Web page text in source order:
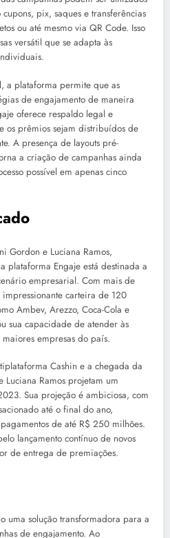
pix, saques e transferências
ou até mesmo via QR Code. Isso
versátil que se adapta às
a plataforma permite que as
de engajamento de maneira
oferece respaldo legal e
os prêmios sejam distribuídos de
A presença de layouts pré-
a criação de campanhas ainda
possível em apenas cinco
Gordon e Luciana Ramos,
plataforma Engaje está destinada a
empresarial. Com mais de
carteira de 120
Ambev, Arezzo, Coca-Cola e
sua capacidade de atender às
empresas do país.
Cashin e a chegada da
Ramos projetam um
Sua projeção é ambiciosa, com
até o final do ano,
de até R$ 250 milhões.
lançamento contínuo de novos
de entrega de premiações.
uma solução transformadora para a
de engajamento. Ao